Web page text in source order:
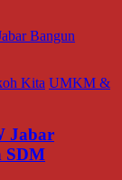
Kita UMKM &
Jabar
SDM